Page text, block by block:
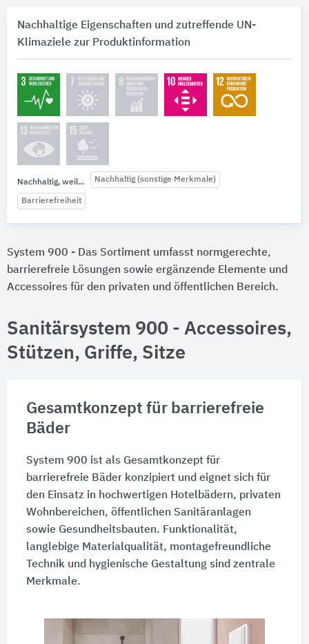
Nachhaltige Eigenschaften und zutreffende UN-
Klimaziele zur Produktinformation
Nachhaltig, weil... Nachhaltig (sonstige Merkmale)
Barrierefreiheit
System 900 - Das Sortiment umfasst normgerechte,
barrierefreie Lösungen sowie ergänzende Elemente und
Accessoires für den privaten und öffentlichen Bereich.
Sanitärsystem 900 - Accessoires,
Stützen, Griffe, Sitze
Gesamtkonzept für barrierefreie
Bäder
System 900 ist als Gesamtkonzept für
barrierefreie Bäder konzipiert und eignet sich für
den Einsatz in hochwertigen Hotelbädern, privaten
Wohnbereichen, öffentlichen Sanitäranlagen
sowie Gesundheitsbauten. Funktionalität,
langlebige Materialqualität, montagefreundliche
Technik und hygienische Gestaltung sind zentrale
Merkmale.